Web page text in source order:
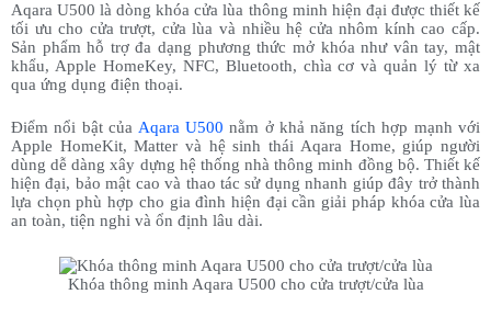
Aqara U500 là dòng khóa cửa lùa thông minh hiện đại được thiết kế
tối ưu cho cửa trượt, cửa lùa và nhiều hệ cửa nhôm kính cao cấp.
Sản phẩm hỗ trợ đa dạng phương thức mở khóa như vân tay, mật
khẩu, Apple HomeKey, NFC, Bluetooth, chìa cơ và quản lý từ xa
qua ứng dụng điện thoại.
Điểm nổi bật của Aqara U500 nằm ở khả năng tích hợp mạnh với
Apple HomeKit, Matter và hệ sinh thái Aqara Home, giúp người
dùng dễ dàng xây dựng hệ thống nhà thông minh đồng bộ. Thiết kế
hiện đại, bảo mật cao và thao tác sử dụng nhanh giúp đây trở thành
lựa chọn phù hợp cho gia đình hiện đại cần giải pháp khóa cửa lùa
an toàn, tiện nghi và ổn định lâu dài.
Khóa thông minh Aqara U500 cho cửa trượt/cửa lùa